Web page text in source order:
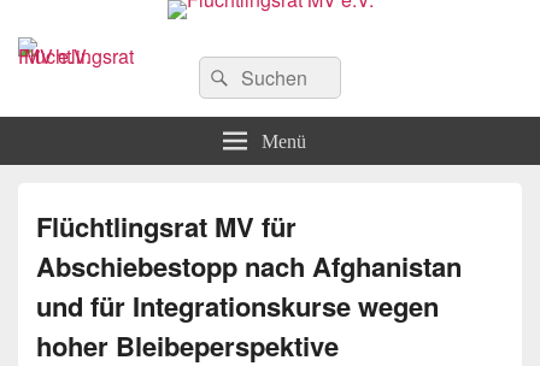
Flüchtlingsrat MV e.V.
Schwerin
Suchen
nach:
Suchen
Menü
Flüchtlingsrat MV für
Abschiebestopp nach Afghanistan
und für Integrationskurse wegen
hoher Bleibeperspektive